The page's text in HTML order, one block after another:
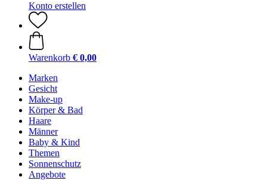
Konto erstellen
Warenkorb € 0,00
Marken
Gesicht
Make-up
Körper & Bad
Haare
Männer
Baby & Kind
Themen
Sonnenschutz
Angebote